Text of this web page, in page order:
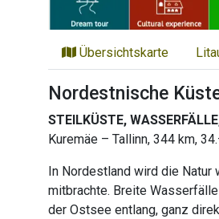
Übersichtskarte
Nordestnische
STEILKÜSTE,
Kuremäe – Tallinn, 344 km,
In Nordestland wird die Natur
mitbrachte. Breite
der Ostsee entlang, ganz